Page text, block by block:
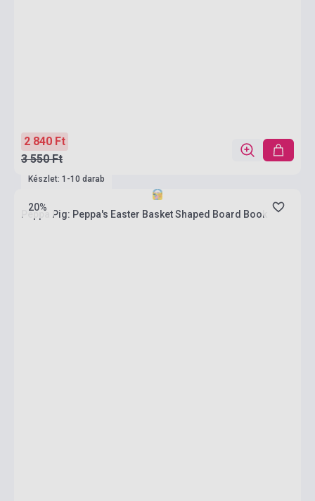
2 840 Ft
3 550 Ft
20%
Készlet: 1-10 darab
Peppa Pig: Peppa's Easter Basket Shaped Board Book